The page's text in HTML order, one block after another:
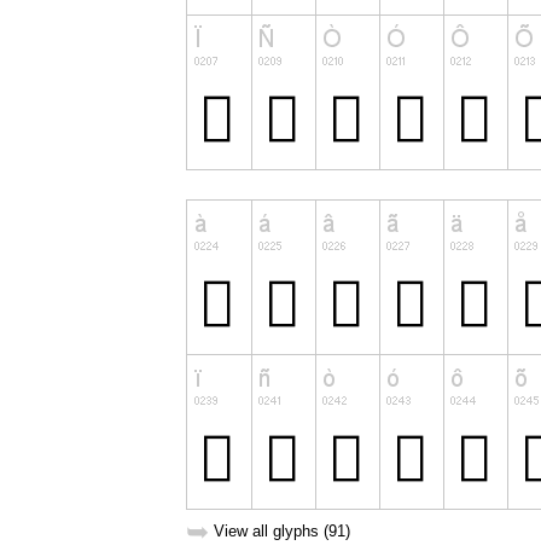
➥ View all glyphs (91)